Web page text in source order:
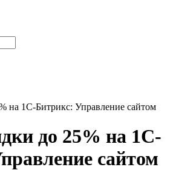
на 1С-Битрикс: Управление сайтом
до 25% на 1С-
сайтом